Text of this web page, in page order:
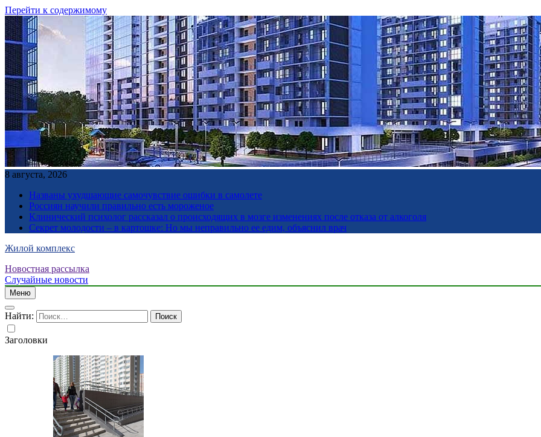
Перейти к содержимому
8 августа, 2026
Названы ухудшающие самочувствие ошибки в самолете
Россиян научили правильно есть мороженое
Клинический психолог рассказал о происходящих в мозге изменениях после отказа от алкоголя
Секрет молодости – в картошке: Но мы неправильно ее едим, объяснил врач
Жилой комплекс
Новостная рассылка
Случайные новости
Меню
Найти:
Заголовки